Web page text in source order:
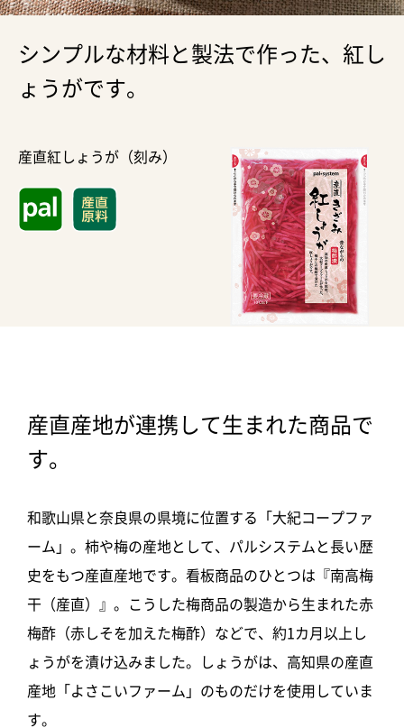
シンプルな材料と製法で作った、紅し
ょうがです。
産直紅しょうが（刻み）
産直産地が連携して生まれた商品で
す。
和歌山県と奈良県の県境に位置する「大紀コープファ
ーム」。柿や梅の産地として、パルシステムと長い歴
史をもつ産直産地です。看板商品のひとつは『南高梅
干（産直）』。こうした梅商品の製造から生まれた赤
梅酢（赤しそを加えた梅酢）などで、約1カ月以上し
ょうがを漬け込みました。しょうがは、高知県の産直
産地「よさこいファーム」のものだけを使用していま
す。